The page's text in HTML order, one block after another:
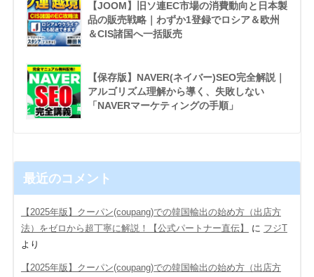
【JOOM】旧ソ連EC市場の消費動向と日本製
品の販売戦略｜わずか1登録でロシア＆欧州
＆CIS諸国へ一括販売
【保存版】NAVER(ネイバー)SEO完全解説｜
アルゴリズム理解から導く、失敗しない
「NAVERマーケティングの手順」
最近のコメント
【2025年版】クーパン(coupang)での韓国輸出の始め方（出店方
法）をゼロから超丁寧に解説！【公式パートナー直伝】
に フジT
より
【2025年版】クーパン(coupang)での韓国輸出の始め方（出店方